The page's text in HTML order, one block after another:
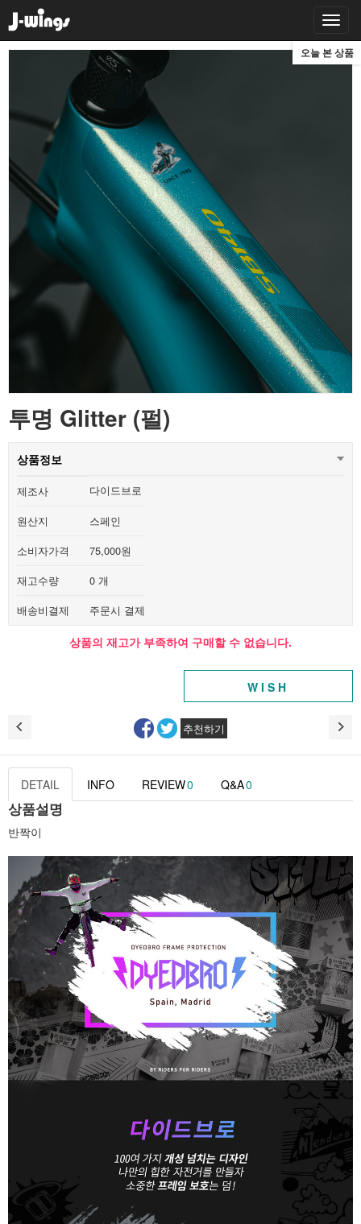
오늘 본 상품
투명 Glitter (펄)
상품정보
제조사
다이드브로
원산지
스페인
소비자가격
75,000원
재고수량
0 개
배송비결제
주문시 결제
상품의 재고가 부족하여 구매할 수 없습니다.
WISH
추천하기
DETAIL INFO REVIEW0 Q&A0
상품설명
반짝이